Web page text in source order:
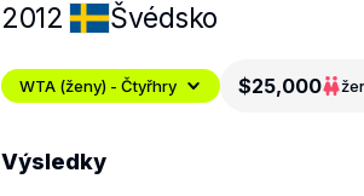
2012 Švédsko
WTA (ženy) - Čtyřhry $25,000
Výsledky